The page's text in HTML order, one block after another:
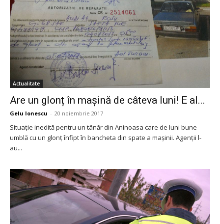
Actualitate
Are un glonț în mașină de câteva luni! E al...
Gelu Ionescu - 20 noiembrie 2017
Situație inedită pentru un tânăr din Aninoasa care de luni bune
umblă cu un glonț înfipt în bancheta din spate a mașinii. Agenții l-
au...